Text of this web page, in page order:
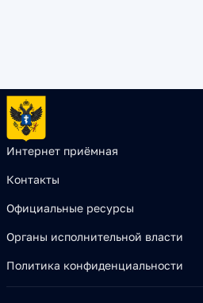
Интернет приёмная
Контакты
Официальные ресурсы
Органы исполнительной власти
Политика конфиденциальности